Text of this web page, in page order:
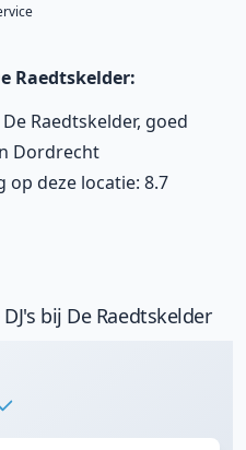
Raedtskelder:
Raedtskelder, goed
Dordrecht
op deze locatie: 8.7
bij De Raedtskelder